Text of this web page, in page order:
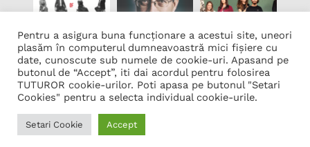
Lista Firme
Transcription Software Vatis Tech
Găzduire web
Pentru a asigura buna funcționare a acestui site, uneori
plasăm în computerul dumneavoastră mici fișiere cu
date, cunoscute sub numele de cookie-uri. Apasand pe
butonul de “Accept”, iti dai acordul pentru folosirea
TUTUROR cookie-urilor. Poti apasa pe butonul "Setari
Cookies" pentru a selecta individual cookie-urile.
Setari Cookie Accept